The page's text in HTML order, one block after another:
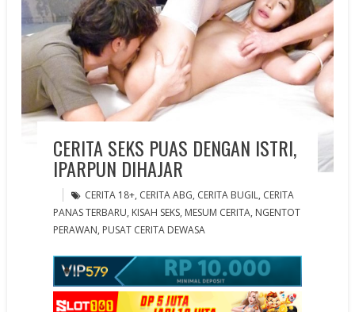
CERITA SEKS PUAS DENGAN ISTRI,
IPARPUN DIHAJAR
CERITA 18+, CERITA ABG, CERITA BUGIL, CERITA
PANAS TERBARU, KISAH SEKS, MESUM CERITA, NGENTOT
PERAWAN, PUSAT CERITA DEWASA